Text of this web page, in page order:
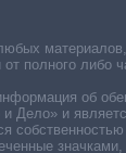
полного либо
об
Дело» и